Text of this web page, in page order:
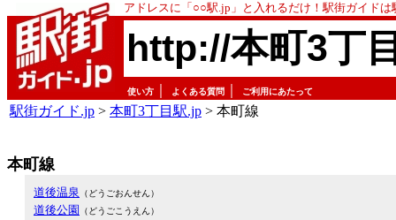
アドレスに「○○駅.jp」と入れるだけ！駅街ガイド
http://本町3丁
使い方 よくある質問 ご利用にあたって
駅街ガイド.jp > 本町3丁目駅.jp > 本町線
本町線
道後温泉 （どうごおんせん）
道後公園 （どうごこうえん）